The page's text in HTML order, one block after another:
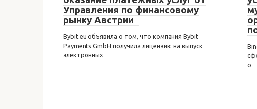
Управления по финансовому
рынку Австрии
Bybit.eu объявила о том, что компания Bybit
Payments GmbH получила лицензию на выпуск
электронных
о